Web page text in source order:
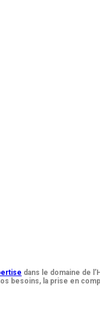
dans le domaine de
besoins, la prise en